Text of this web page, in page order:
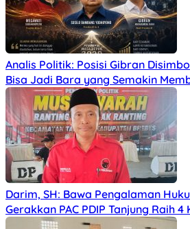
Analis Politik: Posisi Gibran
Bisa Jadi Bara yang Semakin
Darim, SH: Bawa Pengalaman
Gerakkan PAC PDIP Tanjung Raih